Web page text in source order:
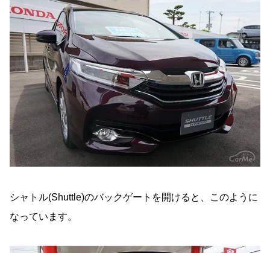
シャトル(Shuttle)のバックゲートを開けると、このように
なっています。